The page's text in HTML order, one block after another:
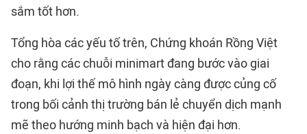
sắm tốt hơn.
Tổng hòa các yếu tố trên, Chứng khoán Rồng Việt
cho rằng các chuỗi minimart đang bước vào giai
đoạn, khi lợi thế mô hình ngày càng được củng cố
trong bối cảnh thị trường bán lẻ chuyển dịch mạnh
mẽ theo hướng minh bạch và hiện đại hơn.